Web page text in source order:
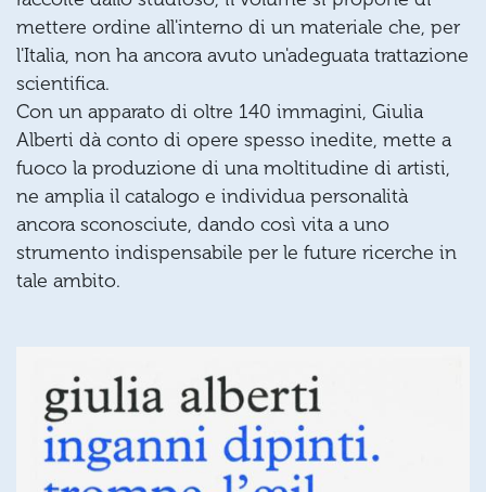
mettere ordine all'interno di un materiale che, per
l'Italia, non ha ancora avuto un'adeguata trattazione
scientifica.
Con un apparato di oltre 140 immagini, Giulia
Alberti dà conto di opere spesso inedite, mette a
fuoco la produzione di una moltitudine di artisti,
ne amplia il catalogo e individua personalità
ancora sconosciute, dando così vita a uno
strumento indispensabile per le future ricerche in
tale ambito.